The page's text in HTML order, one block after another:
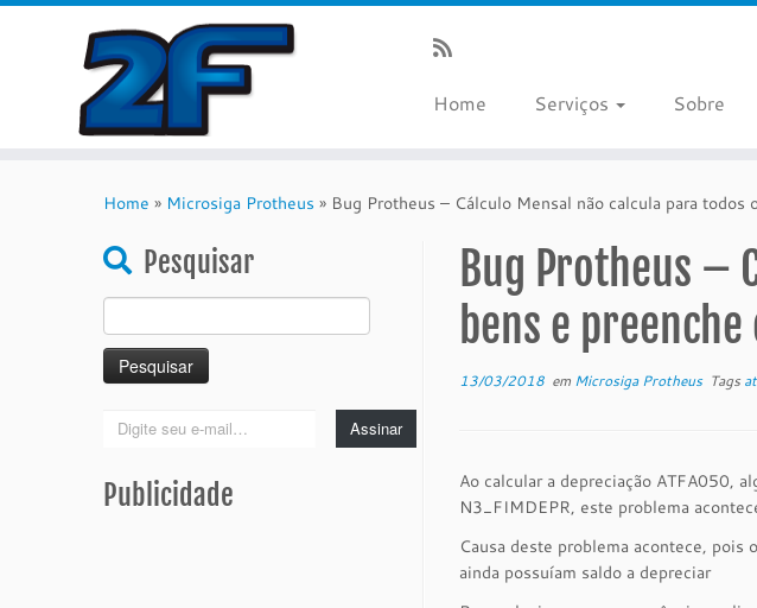
Home Serviços Sobre
Home » Microsiga Protheus » Bug Protheus – Cálculo Mensal não calcula para
Pesquisar
por:
Digite
mail…
Assinar
Publicidade
Bug Protheus –
bens e preenche
13/03/2018 em Microsiga Protheus Tags
Ao calcular a depreciação ATFA050,
N3_FIMDEPR, este problema
Causa deste problema acontece, pois
ainda possuíam saldo a depreciar